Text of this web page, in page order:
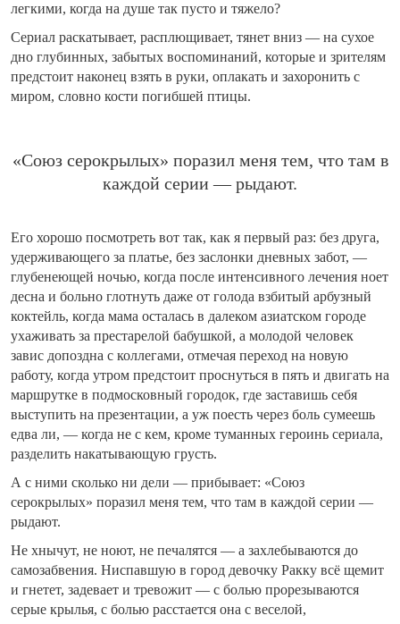
легкими, когда на душе так пусто и тяжело?
Сериал раскатывает, расплющивает, тянет вниз — на сухое
дно глубинных, забытых воспоминаний, которые и зрителям
предстоит наконец взять в руки, оплакать и захоронить с
миром, словно кости погибшей птицы.
«Союз серокрылых» поразил меня тем, что там в
каждой серии — рыдают.
Его хорошо посмотреть вот так, как я первый раз: без друга,
удерживающего за платье, без заслонки дневных забот, —
глубенеющей ночью, когда после интенсивного лечения ноет
десна и больно глотнуть даже от голода взбитый арбузный
коктейль, когда мама осталась в далеком азиатском городе
ухаживать за престарелой бабушкой, а молодой человек
завис допоздна с коллегами, отмечая переход на новую
работу, когда утром предстоит проснуться в пять и двигать на
маршрутке в подмосковный городок, где заставишь себя
выступить на презентации, а уж поесть через боль сумеешь
едва ли, — когда не с кем, кроме туманных героинь сериала,
разделить накатывающую грусть.
А с ними сколько ни дели — прибывает: «Союз
серокрылых» поразил меня тем, что там в каждой серии —
рыдают.
Не хнычут, не ноют, не печалятся — а захлебываются до
самозабвения. Ниспавшую в город девочку Ракку всё щемит
и гнетет, задевает и тревожит — с болью прорезываются
серые крылья, с болью расстается она с веселой,